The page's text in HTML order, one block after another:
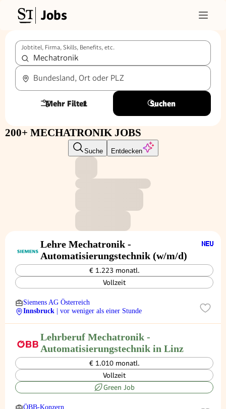
Jobs
Jobtitel, Firma, Skills, Benefits, etc.
Bundesland, Ort oder PLZ
Mehr Filter
1 Suchen
200+ MECHATRONIK JOBS
Suche Entdecken
Lehre Mechatronik -
Automatisierungstechnik (w/m/d)
€ 1.223 monatl.
Vollzeit
Siemens AG Österreich
Innsbruck
| vor weniger als einer Stunde
Lehrberuf Mechatronik -
Automatisierungstechnik in Linz
€ 1.010 monatl.
Vollzeit
Green Job
ÖBB-Konzern